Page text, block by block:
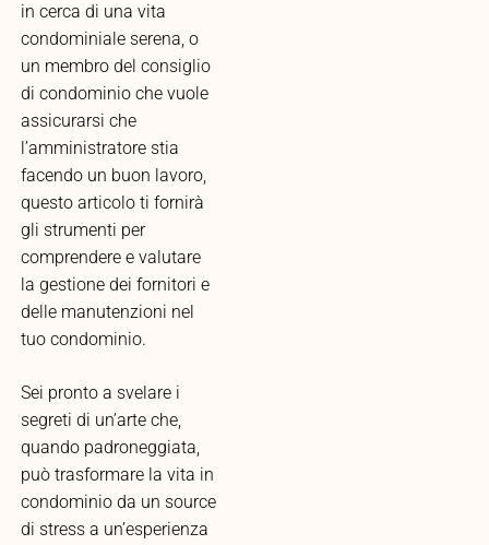
in cerca di una vita
condominiale serena, o
un membro del consiglio
di condominio che vuole
assicurarsi che
l’amministratore stia
facendo un buon lavoro,
questo articolo ti fornirà
gli strumenti per
comprendere e valutare
la gestione dei fornitori e
delle manutenzioni nel
tuo condominio.
Sei pronto a svelare i
segreti di un’arte che,
quando padroneggiata,
può trasformare la vita in
condominio da un source
di stress a un’esperienza